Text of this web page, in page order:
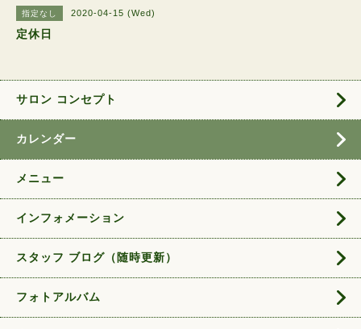
指定なし 2020-04-15 (Wed)
定休日
サロン コンセプト
カレンダー
メニュー
インフォメーション
スタッフ ブログ（随時更新）
フォトアルバム